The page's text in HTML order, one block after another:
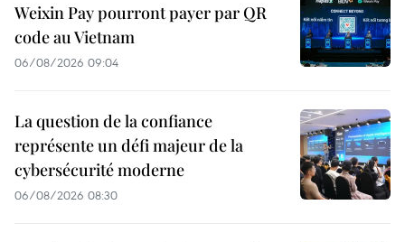
Weixin Pay pourront payer par QR
code au Vietnam
06/08/2026 09:04
La question de la confiance
représente un défi majeur de la
cybersécurité moderne
06/08/2026 08:30